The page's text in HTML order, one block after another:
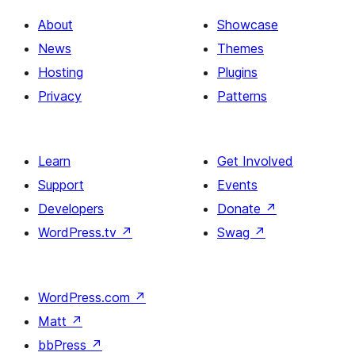
About
News
Hosting
Privacy
Showcase
Themes
Plugins
Patterns
Learn
Support
Developers
WordPress.tv ↗
Get Involved
Events
Donate ↗
Swag ↗
WordPress.com ↗
Matt ↗
bbPress ↗